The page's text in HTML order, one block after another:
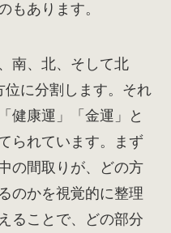
もあります。
南、北、そして北
に分割します。それ
健康運」「金運」と
られています。まず
の間取りが、どの方
のかを視覚的に整理
ることで、どの部分